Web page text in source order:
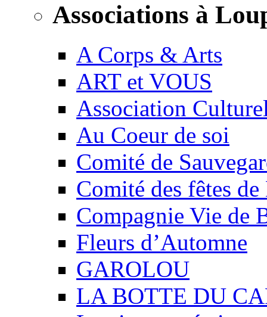
Associations à
A Corps & Arts
ART et VOUS
Association
Au Coeur de soi
Comité de
Comité des fêtes
Compagnie Vie de
Fleurs d’Automne
GAROLOU
LA BOTTE DU